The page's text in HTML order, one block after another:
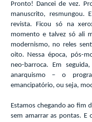
Pronto! Dancei de vez.
manuscrito, resmungou.
revista. Ficou só na
momento e talvez só ali
modernismo, no reles
oito. Nessa época, pós-
neo-barroca. Em
anarquismo – o
emancipatório, ou seja,
Estamos chegando ao fim
sem amarrar as pontas.